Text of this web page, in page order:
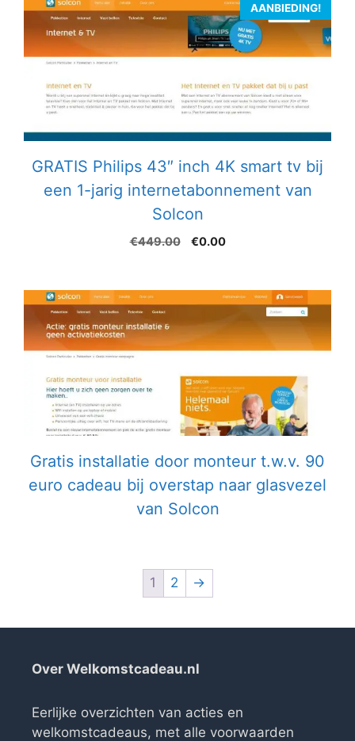
AANBIEDING!
GRATIS Philips 43″ inch 4K smart tv bij
een 1-jarig internetabonnement van
Solcon
€449.00
Oorspronkelijke
€449.00.
€0.00Huidige
€0.00.
Gratis installatie door monteur t.w.v. 90
euro cadeau bij overstap naar glasvezel
van Solcon
1 2 →
Over Welkomstcadeau.nl
Eerlijke overzichten van acties en
welkomstcadeaus, met alle voorwaarden